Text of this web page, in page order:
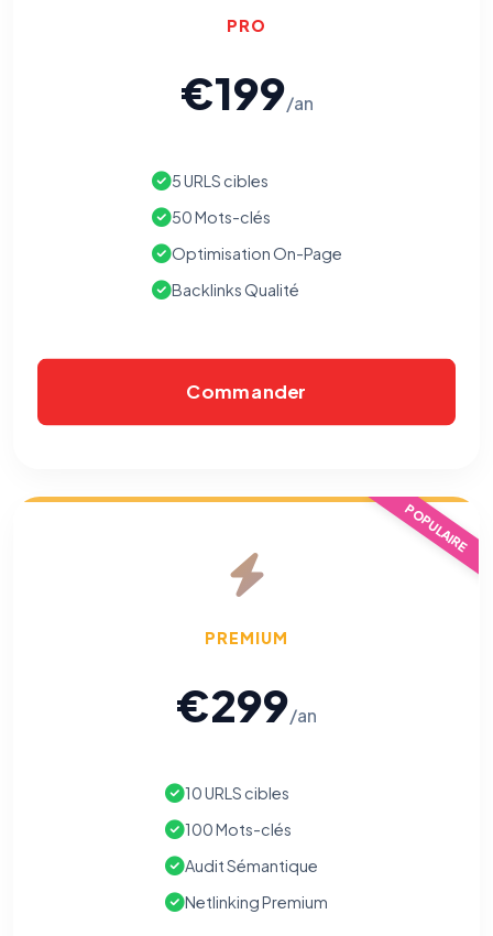
PRO
€199/an
5 URLS cibles
50 Mots-clés
Optimisation On-Page
Backlinks Qualité
Commander
POPULAIRE
PREMIUM
€299/an
10 URLS cibles
100 Mots-clés
Audit Sémantique
Netlinking Premium